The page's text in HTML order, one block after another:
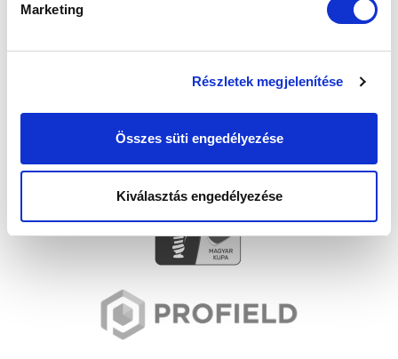
Marketing
Részletek megjelenítése
Összes süti engedélyezése
Kiválasztás engedélyezése